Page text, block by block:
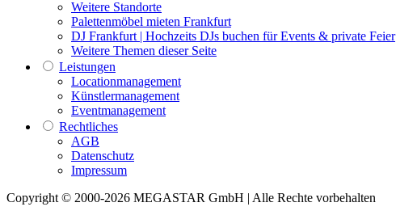
Weitere Standorte
Palettenmöbel mieten Frankfurt
DJ Frankfurt | Hochzeits DJs buchen für Events & private Feier
Weitere Themen dieser Seite
Leistungen
Locationmanagement
Künstlermanagement
Eventmanagement
Rechtliches
AGB
Datenschutz
Impressum
Copyright © 2000-2026 MEGASTAR GmbH | Alle Rechte vorbehalten